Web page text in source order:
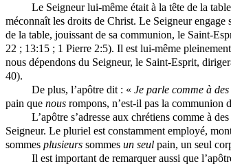
Le Seigneur lui-même était à la tête de la
méconnaît les droits de Christ. Le Seigneur engage
de la table, jouissant de sa communion, le Saint-
22 ; 13:15 ; 1 Pierre 2:5). Il est lui-même
nous dépendons du Seigneur, le Saint-Esprit,
40).
De plus, l’apôtre dit : « Je parle comme à
pain que nous rompons, n’est-il pas la communion
L’apôtre s’adresse aux chrétiens comme à
Seigneur. Le pluriel est constamment employé,
sommes plusieurs sommes un seul pain, un seul
Il est important de remarquer aussi que